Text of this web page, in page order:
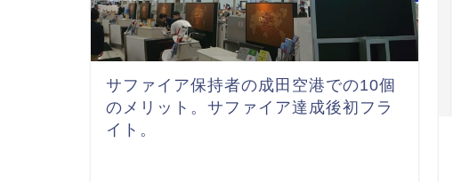
サファイア保持者の成田空港での10個
のメリット。サファイア達成後初フラ
イト。